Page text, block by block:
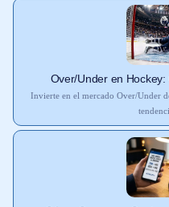
Over/Under en Hockey:
Invierte en el mercado Over/Under